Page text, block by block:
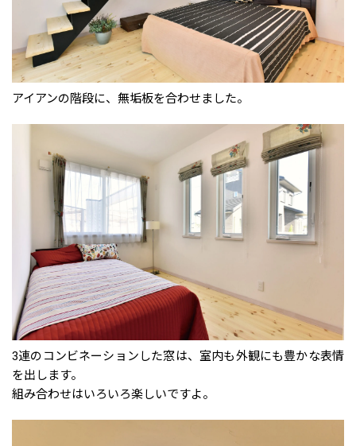
アイアンの階段に、無垢板を合わせました。
3連のコンビネーションした窓は、室内も外観にも豊かな表情
を出します。
組み合わせはいろいろ楽しいですよ。